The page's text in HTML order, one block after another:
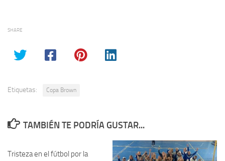
SHARE
Etiquetas: Copa Brown
TAMBIÉN TE PODRÍA GUSTAR...
Tristeza en el fútbol por la